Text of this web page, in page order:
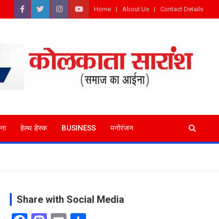
Home About Us Contact Details
हेल्थ डेस्क BUSINESS मनोरंजन
Share with Social Media